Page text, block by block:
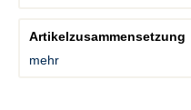
Artikelzusammensetzung
mehr